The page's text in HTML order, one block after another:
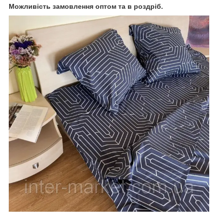
Можливість замовлення оптом та в роздріб.